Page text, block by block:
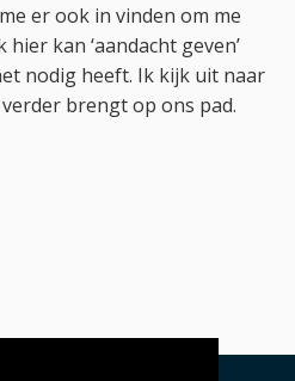
er ook in vinden om me
kan ‘aandacht geven’
nodig heeft. Ik kijk uit naar
brengt op ons pad.